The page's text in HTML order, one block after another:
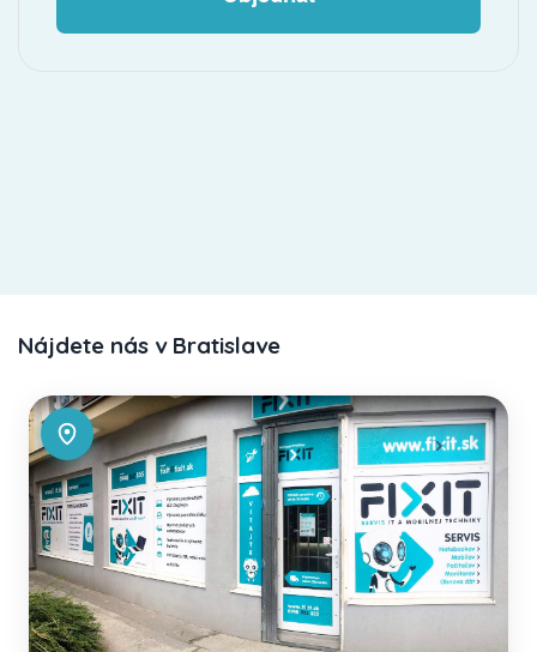
Nájdete nás v Bratislave